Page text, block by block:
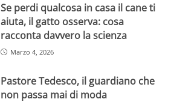
Se perdi qualcosa in casa il cane ti
aiuta, il gatto osserva: cosa
racconta davvero la scienza
Marzo 4, 2026
Pastore Tedesco, il guardiano che
non passa mai di moda